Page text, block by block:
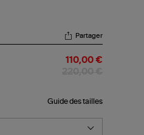
Partager
110,00 €
Guide des tailles